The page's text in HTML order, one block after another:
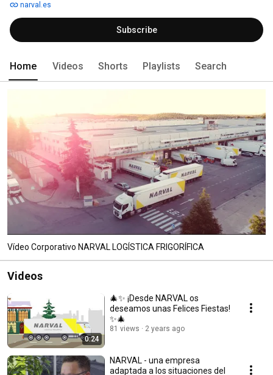
convertirnos en un referente en el sector logístico frigorífico.
narval.es
Subscribe
Home Videos Shorts Playlists Search
Vídeo Corporativo NARVAL LOGÍSTICA FRIGORÍFICA
Videos
0:24
🎄✨ ¡Desde NARVAL os
deseamos unas Felices Fiestas!
✨🎄
81 views 2 years ago
NARVAL - una empresa
adaptada a los situaciones del